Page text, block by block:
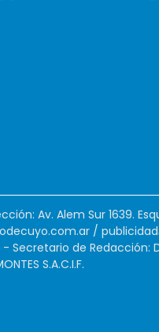
Av. Alem Sur 1639.
/
Secretario de Redacción:
S.A.C.I.F.